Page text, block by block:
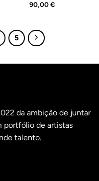
90,00€
5
da ambição de juntar
portfólio de artistas
talento.